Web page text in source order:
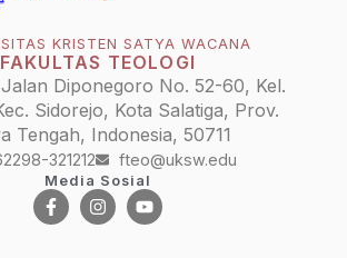
KRISTEN SATYA WACANA
FAKULTAS TEOLOGI
Diponegoro No. 52-60, Kel.
Sidorejo, Kota Salatiga, Prov.
Tengah, Indonesia, 50711
321212 fteo@uksw.edu
Media Sosial